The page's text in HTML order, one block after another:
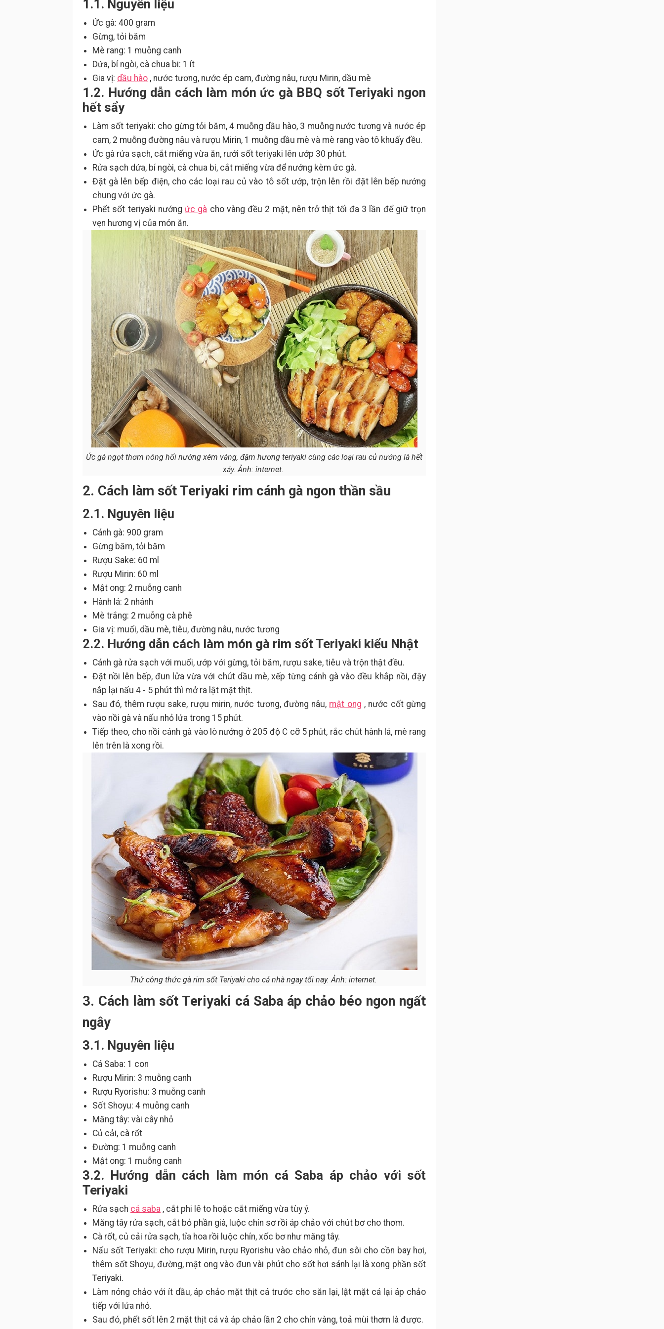
sốt Teriyaki đẹp mắt
1.1. Nguyên liệu
Ức gà: 400 gram
Gừng, tỏi băm
Mè rang: 1 muỗng canh
Dứa, bí ngòi, cà chua bi: 1 ít
Gia vị: dầu hào , nước tương, nước ép cam, đường nâu, rượu Mirin, dầu mè
1.2. Hướng dẫn cách làm món ức gà BBQ sốt Teriyaki ngon
hết sẩy
Làm sốt teriyaki: cho gừng tỏi băm, 4 muỗng dầu hào, 3 muỗng nước tương và nước ép
cam, 2 muỗng đường nâu và rượu Mirin, 1 muỗng dầu mè và mè rang vào tô khuấy đều.
Ức gà rửa sạch, cắt miếng vừa ăn, rưới sốt teriyaki lên ướp 30 phút.
Rửa sạch dứa, bí ngòi, cà chua bi, cắt miếng vừa để nướng kèm ức gà.
Đặt gà lên bếp điện, cho các loại rau củ vào tô sốt ướp, trộn lên rồi đặt lên bếp nướng
chung với ức gà.
Phết sốt teriyaki nướng ức gà cho vàng đều 2 mặt, nên trở thịt tối đa 3 lần để giữ trọn
vẹn hương vị của món ăn.
Ức gà ngọt thơm nóng hổi nướng xém vàng, đậm hương teriyaki cùng các loại rau củ nướng là hết
xảy. Ảnh: internet.
2. Cách làm sốt Teriyaki rim cánh gà ngon thần sầu
2.1. Nguyên liệu
Cánh gà: 900 gram
Gừng băm, tỏi băm
Rượu Sake: 60 ml
Rượu Mirin: 60 ml
Mật ong: 2 muỗng canh
Hành lá: 2 nhánh
Mè trắng: 2 muỗng cà phê
Gia vị: muối, dầu mè, tiêu, đường nâu, nước tương
2.2. Hướng dẫn cách làm món gà rim sốt Teriyaki kiểu Nhật
Cánh gà rửa sạch với muối, ướp với gừng, tỏi băm, rượu sake, tiêu và trộn thật đều.
Đặt nồi lên bếp, đun lửa vừa với chút dầu mè, xếp từng cánh gà vào đều khắp nồi, đậy
nắp lại nấu 4 - 5 phút thì mở ra lật mặt thịt.
Sau đó, thêm rượu sake, rượu mirin, nước tương, đường nâu, mật ong , nước cốt gừng
vào nồi gà và nấu nhỏ lửa trong 15 phút.
Tiếp theo, cho nồi cánh gà vào lò nướng ở 205 độ C cỡ 5 phút, rắc chút hành lá, mè rang
lên trên là xong rồi.
Thử công thức gà rim sốt Teriyaki cho cả nhà ngay tối nay. Ảnh: internet.
3. Cách làm sốt Teriyaki cá Saba áp chảo béo ngon ngất
ngây
3.1. Nguyên liệu
Cá Saba: 1 con
Rượu Mirin: 3 muỗng canh
Rượu Ryorishu: 3 muỗng canh
Sốt Shoyu: 4 muỗng canh
Măng tây: vài cây nhỏ
Củ cải, cà rốt
Đường: 1 muỗng canh
Mật ong: 1 muỗng canh
3.2. Hướng dẫn cách làm món cá Saba áp chảo với sốt
Teriyaki
Rửa sạch cá saba , cắt phi lê to hoặc cắt miếng vừa tùy ý.
Măng tây rửa sạch, cắt bỏ phần già, luộc chín sơ rồi áp chảo với chút bơ cho thơm.
Cà rốt, củ cải rửa sạch, tỉa hoa rồi luộc chín, xốc bơ như măng tây.
Nấu sốt Teriyaki: cho rượu Mirin, rượu Ryorishu vào chảo nhỏ, đun sôi cho cồn bay hơi,
thêm sốt Shoyu, đường, mật ong vào đun vài phút cho sốt hơi sánh lại là xong phần sốt
Teriyaki.
Làm nóng chảo với ít dầu, áp chảo mặt thịt cá trước cho săn lại, lật mặt cá lại áp chảo
tiếp với lửa nhỏ.
Sau đó, phết sốt lên 2 mặt thịt cá và áp chảo lần 2 cho chín vàng, toả mùi thơm là được.